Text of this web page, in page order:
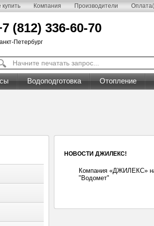
купить Компания Производители Оплата/
(812) 336-60-70
Петербург
Водоподготовка Отопление
НОВОСТИ ДЖИЛЕКС!
Компания «ДЖИЛЕКС»
"Водомет"